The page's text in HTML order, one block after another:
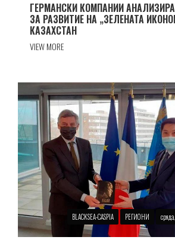
ГЕРМАНСКИ КОМПАНИИ
ЗА РАЗВИТИЕ НА „ЗЕЛЕНАТА
КАЗАХСТАН
VIEW MORE
BLACKSEA-CASPIA РЕГИОНИ